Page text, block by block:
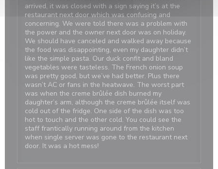
arrived, it was closed with a sign saying it’s at the
restaurant next door which was confusing and
concerning. We were told there was a problem with
the power and the owner next door was on holiday.
We should have canceled and walked away because
the food was disappointing, even my daughter didn’t
like the simple pasta. Our duck confit and bland
vegetables were tasteless. The French onion soup
was pretty good, but we’ve had better. Plus there
wasn’t AC or fans in the heatwave. The worst part
was when the creme brûlée dish burned my
daughter’s arm, although the creme brûlée itself was
cold out of the fridge. One side of the dish was too
hot to touch and the other cold. You could see the
staff frantically running around from the kitchen
when single server was gone to the restaurant next
door. It was a hot mess!